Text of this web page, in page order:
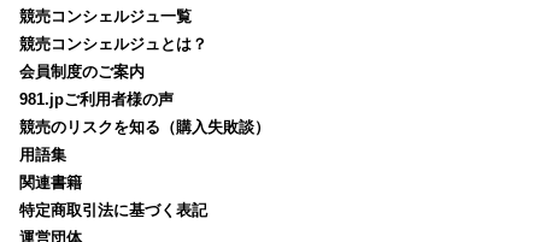
競売コンシェルジュ一覧
競売コンシェルジュとは？
会員制度のご案内
981.jpご利用者様の声
競売のリスクを知る（購入失敗談）
用語集
関連書籍
特定商取引法に基づく表記
運営団体